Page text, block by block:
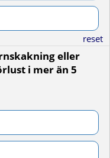
reset
eller
i mer än 5